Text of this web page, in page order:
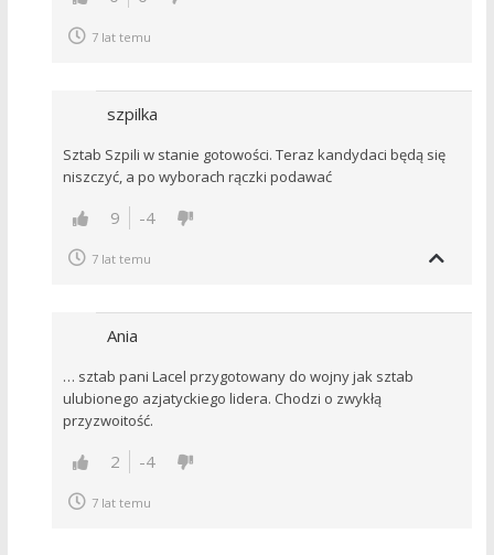
7 lat temu
szpilka
Sztab Szpili w stanie gotowości. Teraz kandydaci będą się
niszczyć, a po wyborach rączki podawać
9 -4
7 lat temu
Ania
… sztab pani Lacel przygotowany do wojny jak sztab
ulubionego azjatyckiego lidera. Chodzi o zwykłą
przyzwoitość.
2 -4
7 lat temu